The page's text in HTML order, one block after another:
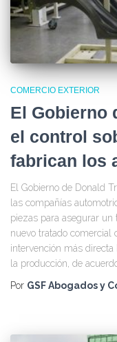
COMERCIO EXTERIOR
El Gobierno
el control
fabrican los
El Gobierno de Donald
las compañías
piezas para asegurar
nuevo tratado comercial
intervención más
la producción, de
Por GSF Abogados y